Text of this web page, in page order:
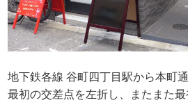
地下鉄各線 谷町四丁目駅から本町通
最初の交差点を左折し、またまた